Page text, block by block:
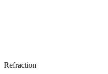
Refraction